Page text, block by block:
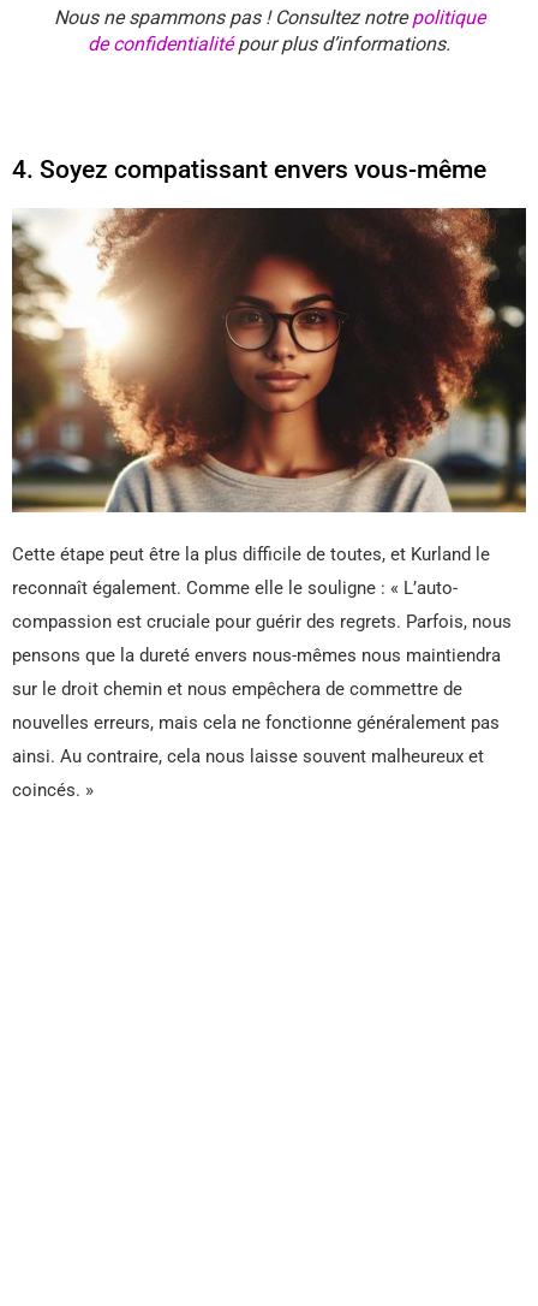
Nous ne spammons pas ! Consultez notrepolitique
de confidentialitépour plus d’informations.
4. Soyez compatissant envers vous-même
Cette étape peut être la plus difficile de toutes, et Kurland le
reconnaît également. Comme elle le souligne : « L’auto-
compassion est cruciale pour guérir des regrets. Parfois, nous
pensons que la dureté envers nous-mêmes nous maintiendra
sur le droit chemin et nous empêchera de commettre de
nouvelles erreurs, mais cela ne fonctionne généralement pas
ainsi. Au contraire, cela nous laisse souvent malheureux et
coincés. »